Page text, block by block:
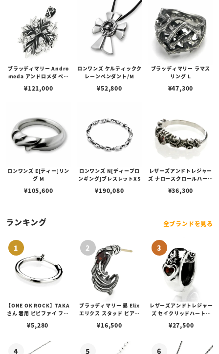
ブラッディマリー Andro
meda アンドロメダ ペン
¥121,000
ロンワンズ ケルティックク
レーンペンダント/M
¥52,800
ブラッディマリー ラマス
リング L
¥47,300
ロンワンズ E[ティー]リン
グ M
¥105,600
ロンワンズ N[ディープロ
ンギング]ブレスレットXS
¥190,080
レザーズアンドトレジャー
ズ ナロースクロールハート
¥36,300
ランキング 全ブランドを見る
【ONE OK ROCK】TAKA
さん 着用 ビビファイ フー
¥5,280
ブラッディマリー 昼 Elix
エリクス スタッド ピアス
¥16,500
レザーズアンドトレジャー
ズ セイクリッドハートピ
¥27,500